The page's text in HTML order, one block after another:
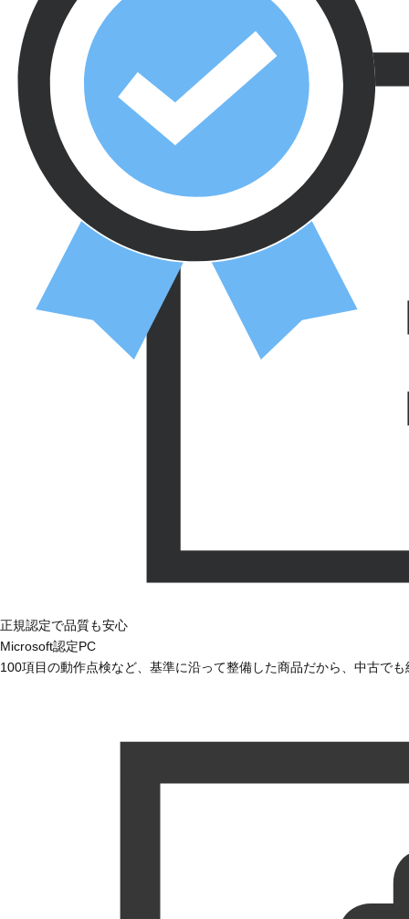
正規認定で品質も安心
Microsoft認定PC
100項目の動作点検など、基準に沿って整備した商品だから、中古で